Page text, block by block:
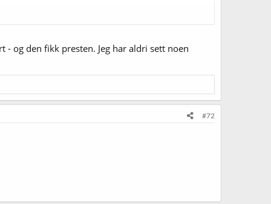
og den fikk presten. Jeg har aldri sett noen
#72